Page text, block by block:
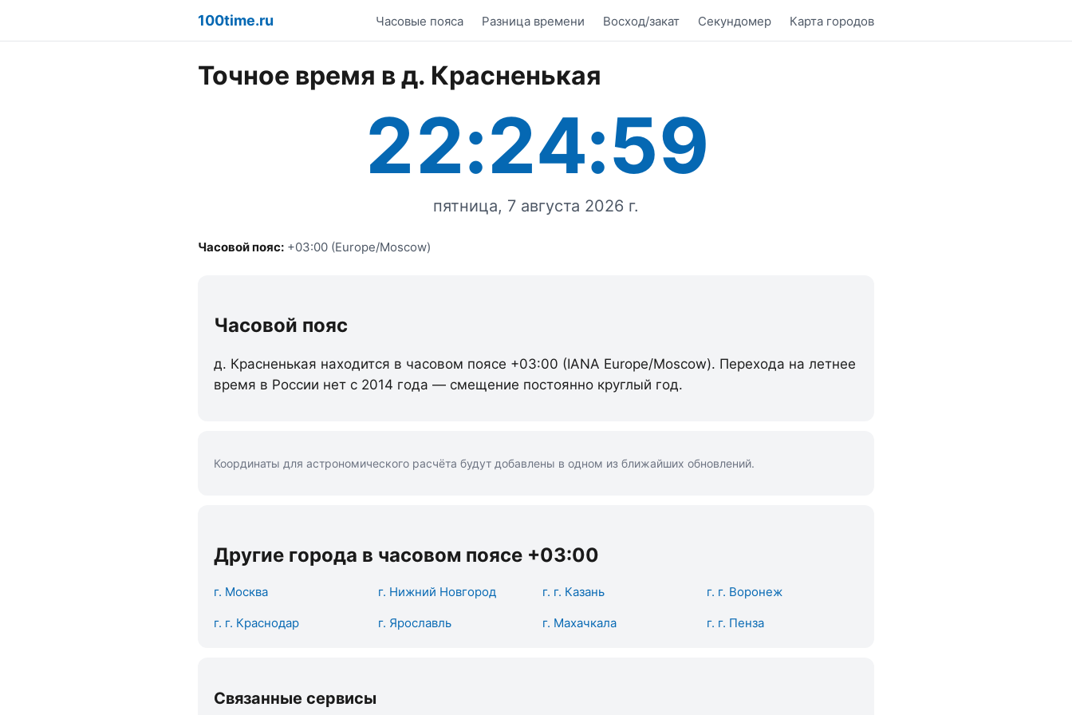
100time.ru Часовые пояса Разница времени Восход/закат Секундомер Карта городов
Точное время в д. Красненькая
22:24:59
пятница, 7 августа 2026 г.
Часовой пояс: +03:00 (Europe/Moscow)
Часовой пояс
д. Красненькая находится в часовом поясе +03:00 (IANA Europe/Moscow). Перехода на летнее
время в России нет с 2014 года — смещение постоянно круглый год.
Координаты для астрономического расчёта будут добавлены в одном из ближайших обновлений.
Другие города в часовом поясе +03:00
г. Москва г. Нижний Новгород г. г. Казань г. г. Воронеж
г. г. Краснодар г. Ярославль г. Махачкала г. г. Пенза
Связанные сервисы